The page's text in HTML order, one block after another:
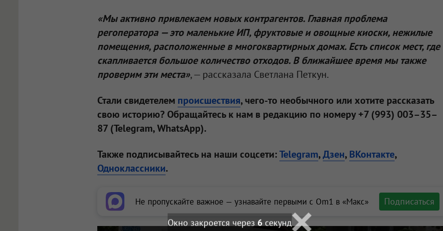
«Мы активно привлекаем новых контрагентов. Главная проблема
регоператора — это маленькие ИП, фруктовые и овощные киоски, нежилые
помещения, расположенные в многоквартирных домах. Есть список мест, где
скапливается большое количество отходов. В ближайшее время мы также
проверим эти места», — рассказала Светлана Петкун.
Стали свидетелем происшествия, чего-то необычного или хотите рассказать
свою историю? Обращайтесь к нам в редакцию по номеру +7 (993) 003–35–
87 (Telegram, WhatsApp).
Также подписывайтесь на наши соцсети:Telegram,Дзен, ВКонтакте,
Одноклассники.
Не пропускайте важное — узнавайте первыми с Om1 в «Макс» Подписаться
Окно закроется через 5 секунд